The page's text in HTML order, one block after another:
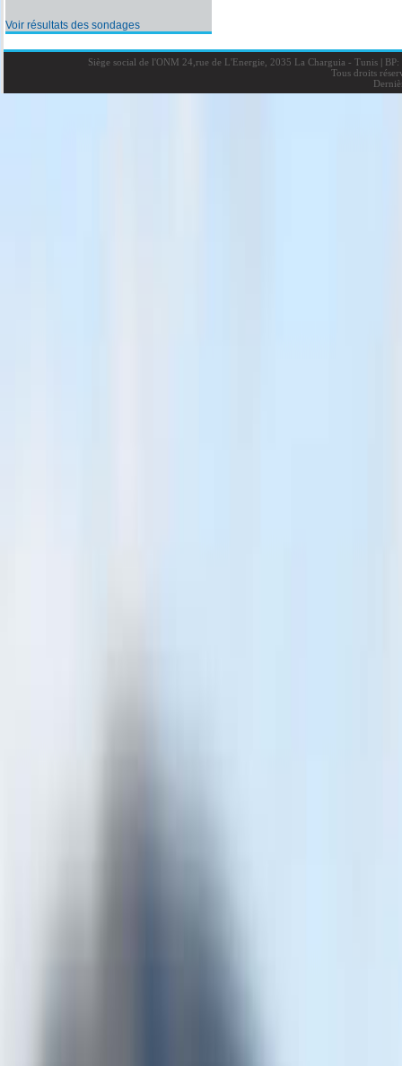
Voir résultats des sondages
Siège social de l'ONM 24,rue de L'Energie, 2035 La Charguia - Tunis |BP:
Tous droits